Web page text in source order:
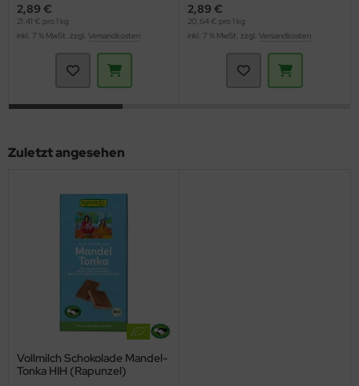
2,89 €
21,41 € pro 1 kg
inkl. 7 % MwSt. zzgl. Versandkosten
2,89 €
20,64 € pro 1 kg
inkl. 7 % MwSt. zzgl. Versandkosten
Zuletzt angesehen
Vollmilch Schokolade Mandel-
Tonka HIH (Rapunzel)